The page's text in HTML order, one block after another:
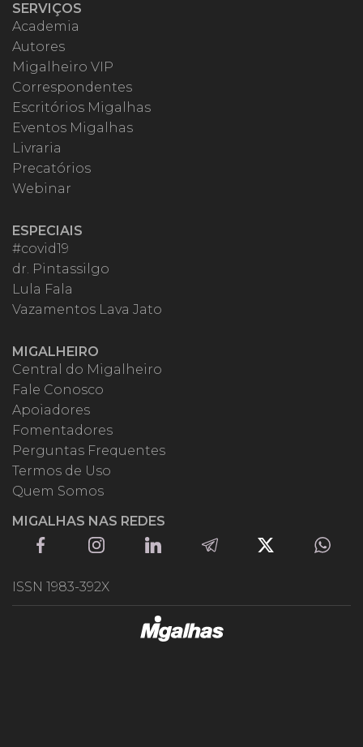
SERVIÇOS
Academia
Autores
Migalheiro VIP
Correspondentes
Escritórios Migalhas
Eventos Migalhas
Livraria
Precatórios
Webinar
ESPECIAIS
#covid19
dr. Pintassilgo
Lula Fala
Vazamentos Lava Jato
MIGALHEIRO
Central do Migalheiro
Fale Conosco
Apoiadores
Fomentadores
Perguntas Frequentes
Termos de Uso
Quem Somos
MIGALHAS NAS REDES
ISSN 1983-392X